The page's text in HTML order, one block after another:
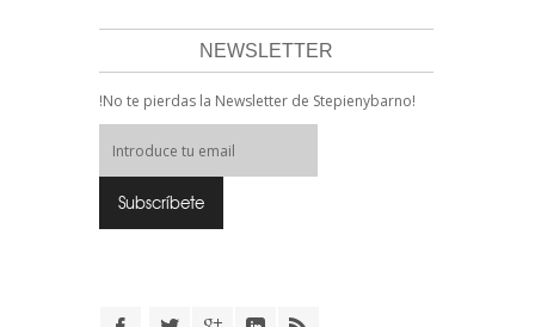
NEWSLETTER
!No te pierdas la Newsletter de Stepienybarno!